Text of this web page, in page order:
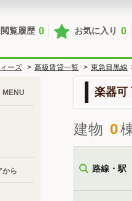
閲覧履歴 0 お気に入り 0
ーズ > 高級賃貸一覧 > 東急目黒線
楽器可
建物 0
路線・駅
MENU
から